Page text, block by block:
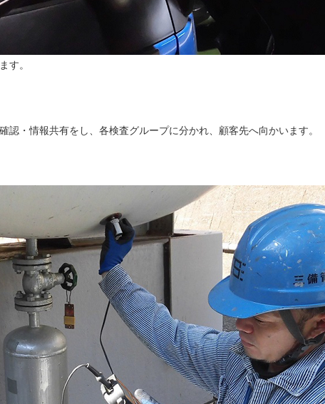
す。
・情報共有をし、各検査グループに分かれ、顧客先へ向かいます。